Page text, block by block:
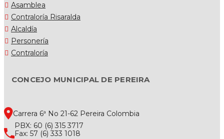
Asamblea
Contraloría Risaralda
Alcaldía
Personería
Contraloría
CONCEJO MUNICIPAL DE PEREIRA
Carrera 6ª No 21-62 Pereira Colombia
PBX: 60 (6) 315 3717
Fax: 57 (6) 333 1018